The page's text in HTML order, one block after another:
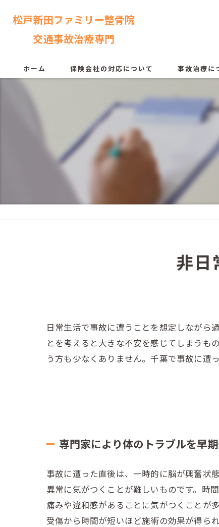
松戸新田ファミリー整骨院
交通事故治療専門
ホーム 保険会社の対応について 事故治療に
非日
日常生活で事故に遭うことを想定しながら
とを考えると大きな不安を感じてしまうも
う方も少なくありません。千葉で事故に遭
専門家により体のトラブルを早
事故に遭った直後は、一時的に脳が興奮状
異常に気がつくことが難しいものです。時
痛みや違和感があることに気がつくことが
受傷から時間が短いほど施術の効果が得ら